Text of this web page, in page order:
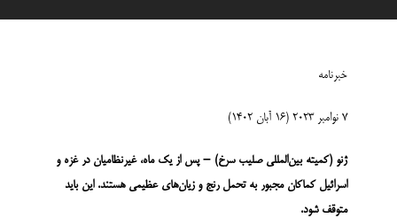
خبرنامه
7 نوامبر 2023 (16 آبان 1402)
ژنو (کمیته بین‌­المللی صلیب سرخ) – پس از یک ماه، غیرنظامیان در غزه و
اسرائیل کماکانمجبور به تحمل رنج و زیان‌های عظیمی هستند. این باید
متوقف شود.